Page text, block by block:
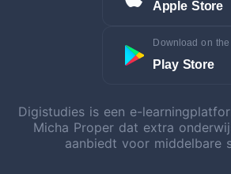
Apple Store
Download on the
Play Store
Digistudies is een e-
Micha Proper dat extra
aanbiedt voor middelbare